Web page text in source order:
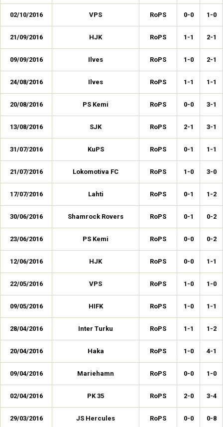
02/10/2016 VPS RoPS 0-0 1-0
21/09/2016 HJK RoPS 1-1 2-1
09/09/2016 Ilves RoPS 1-0 2-1
24/08/2016 Ilves RoPS 1-1 1-1
20/08/2016 PS Kemi RoPS 0-0 3-1
13/08/2016 SJK RoPS 2-1 3-1
31/07/2016 KuPS RoPS 0-1 1-1
21/07/2016 Lokomotiva FC RoPS 1-0 3-0
17/07/2016 Lahti RoPS 0-1 1-2
30/06/2016 Shamrock Rovers RoPS 0-1 0-2
23/06/2016 PS Kemi RoPS 0-0 0-2
12/06/2016 HJK RoPS 0-0 1-1
22/05/2016 VPS RoPS 1-0 1-0
09/05/2016 HIFK RoPS 1-0 1-1
28/04/2016 Inter Turku RoPS 1-1 1-2
20/04/2016 Haka RoPS 1-0 4-1
09/04/2016 Mariehamn RoPS 0-0 1-0
02/04/2016 PK 35 RoPS 2-0 3-4
29/03/2016 JS Hercules RoPS 0-0 0-8